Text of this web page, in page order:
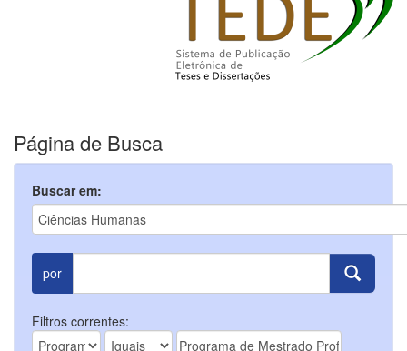
Página de Busca
Buscar em:
por
Filtros correntes: